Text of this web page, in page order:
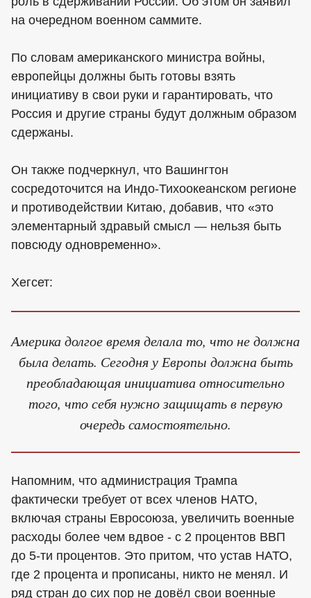
на очередном военном саммите.
По словам американского министра войны,
европейцы должны быть готовы взять
инициативу в свои руки и гарантировать, что
Россия и другие страны будут должным образом
сдержаны.
Он также подчеркнул, что Вашингтон
сосредоточится на Индо-Тихоокеанском регионе
и противодействии Китаю, добавив, что «это
элементарный здравый смысл — нельзя быть
повсюду одновременно».
Хегсет:
Америка долгое время делала то, что не должна
была делать. Сегодня у Европы должна быть
преобладающая инициатива относительно
того, что себя нужно защищать в первую
очередь самостоятельно.
Напомним, что администрация Трампа
фактически требует от всех членов НАТО,
включая страны Евросоюза, увеличить военные
расходы более чем вдвое - с 2 процентов ВВП
до 5-ти процентов. Это притом, что устав НАТО,
где 2 процента и прописаны, никто не менял. И
ряд стран до сих пор не довёл свои военные